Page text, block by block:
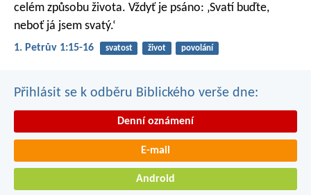
celém způsobu života. Vždyť je psáno: ‚Svatí buďte,
neboť já jsem svatý.‘
1. Petrův 1:15-16 svatost život povolání
Přihlásit se k odběru Biblického verše dne:
Denní oznámení
E-mail
Android